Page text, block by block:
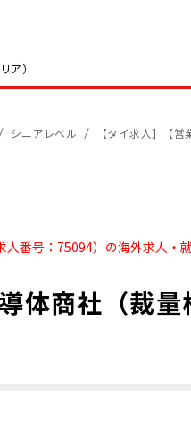
ア）
シニアレベル 【タイ求人】【
番号：75094）の海外求人・
体商社（裁量